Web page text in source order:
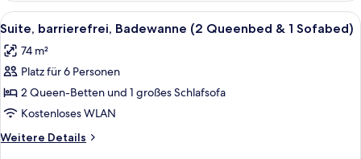
anzeigen
(1
Kingbed
2
Queenbeds)
Alle
Fotos
für
Suite,
barrierefrei,
Badewanne
(2
Queenbed
Zimmersafe, Schreibtisch,
5
Suite, barrierefrei, Badewanne (2 Queenbed & 1 Sofabed)
74 m²
Platz für 6 Personen
2 Queen-Betten und 1 großes Schlafsofa
Kostenloses WLAN
Weitere Details
Weitere